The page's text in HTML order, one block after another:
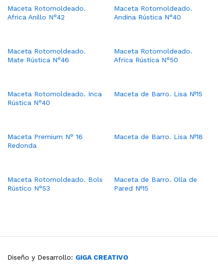
Maceta Rotomoldeado.
Africa Anillo N°42
Maceta Rotomoldeado.
Andina Rústica N°40
Maceta Rotomoldeado.
Mate Rústica N°46
Maceta Rotomoldeado.
Africa Rústica N°50
Maceta Rotomoldeado. Inca
Rústica N°40
Maceta de Barro. Lisa Nº15
Maceta Premium N° 16
Redonda
Maceta de Barro. Lisa Nº18
Maceta Rotomoldeado. Bols
Rústico N°53
Maceta de Barro. Olla de
Pared Nº15
Diseño y Desarrollo: GIGA CREATIVO